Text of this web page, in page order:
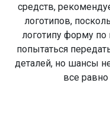
средств,
логотипов,
логотипу форму
попытаться
деталей, но шансы
все